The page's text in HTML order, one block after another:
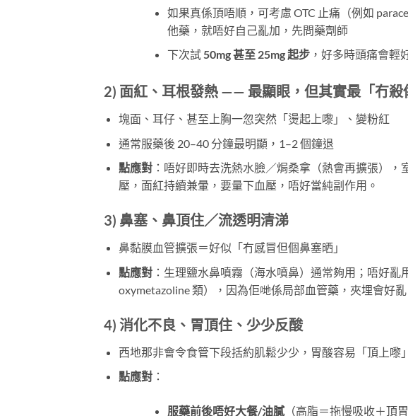
如果真係頂唔順，可考慮 OTC 止痛（例如
他藥，就唔好自己亂加，先問藥劑師
下次試50mg 甚至 25mg 起步，好多時頭痛會輕
2) 面紅、耳根發熱 —— 最顯眼，但其實最「冇殺
塊面、耳仔、甚至上胸一忽突然「燙起上嚟」、變粉紅
通常服藥後 20–40 分鐘最明顯，1–2 個鐘退
點應對：唔好即時去洗熱水臉／焗桑拿（熱會再擴張），
壓，面紅持續兼暈，要量下血壓，唔好當純副作用。
3) 鼻塞、鼻頂住／流透明清涕
鼻黏膜血管擴張＝好似「冇感冒但個鼻塞晒」
點應對：生理鹽水鼻噴霧（海水噴鼻）通常夠用；唔好
oxymetazoline 類），因為佢哋係局部血管藥，夾埋會好亂
4) 消化不良、胃頂住、少少反酸
西地那非會令食管下段括約肌鬆少少，胃酸容易「頂上嚟」
點應對：
服藥前後唔好大餐/油膩（高脂＝拖慢吸收＋頂胃